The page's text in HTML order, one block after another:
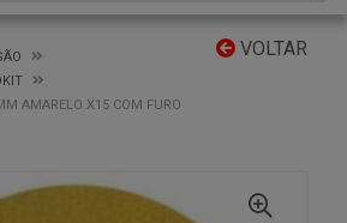
VOLTAR
AMARELO X15 COM FURO